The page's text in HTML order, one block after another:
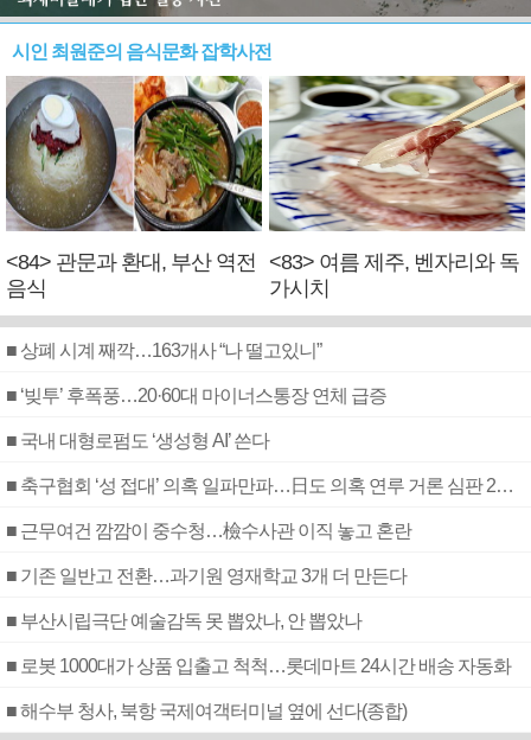
시인 최원준의 음식문화 잡학사전
<84> 관문과 환대, 부산 역전
음식
<83> 여름 제주, 벤자리와 독
가시치
■ 상폐 시계 째깍…163개사 “나 떨고있니”
■ ‘빚투’ 후폭풍…20·60대 마이너스통장 연체 급증
■ 국내 대형로펌도 ‘생성형 AI’ 쓴다
■ 축구협회 ‘성 접대’ 의혹 일파만파…日도 의혹 연루 거론 심판 2명 조사
■ 근무여건 깜깜이 중수청…檢수사관 이직 놓고 혼란
■ 기존 일반고 전환…과기원 영재학교 3개 더 만든다
■ 부산시립극단 예술감독 못 뽑았나, 안 뽑았나
■ 로봇 1000대가 상품 입출고 척척…롯데마트 24시간 배송 자동화
■ 해수부 청사, 북항 국제여객터미널 옆에 선다(종합)